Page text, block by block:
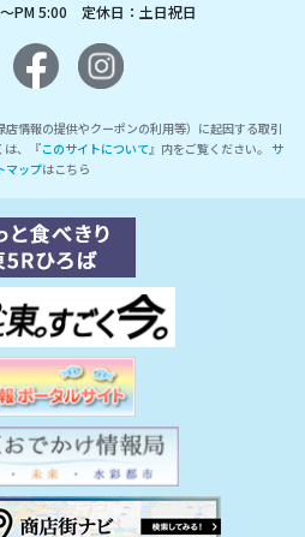
PM 5:00 定休日：土日祝日
情報の提供やクーポンの利用等）に起因する取引
は、『このサイトについて』内をご覧ください。 サ
マップはこちら